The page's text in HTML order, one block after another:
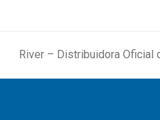
next
post:
River – Distribuidora Oficial